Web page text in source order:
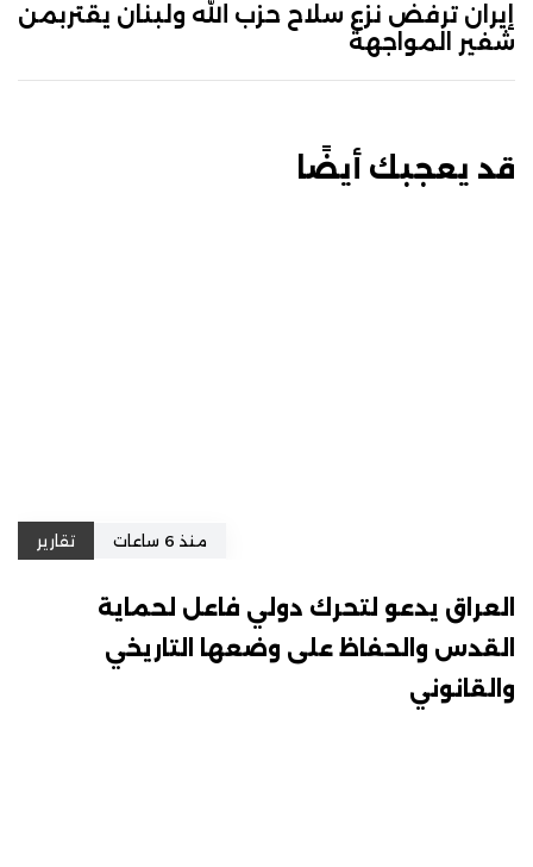
إيران ترفض نزع سلاح حزب الله ولبنان يقتربمن
شفير المواجهة
قد يعجبك أيضًا
منذ 6 ساعات تقارير
العراق يدعو لتحرك دولي فاعل لحماية
القدس والحفاظ على وضعها التاريخي
والقانوني